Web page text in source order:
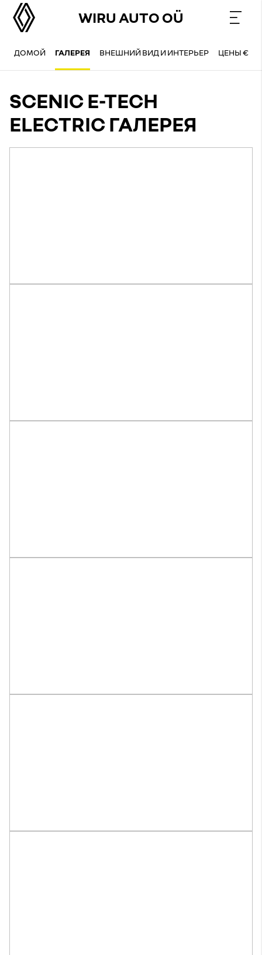
WIRU AUTO OÜ
ДОМОЙ ГАЛЕРЕЯ ВНЕШНИЙ ВИД И ИНТЕРЬЕР ЦЕНЫ €
SCENIC E-TECH
ELECTRIC ГАЛЕРЕЯ